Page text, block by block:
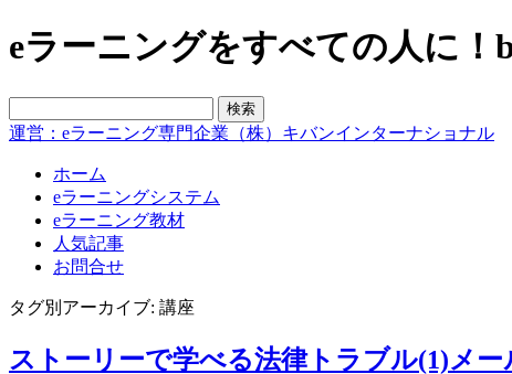
eラーニングをすべての人に！
運営：eラーニング専門企業（株）キバンインターナショナル
ホーム
eラーニングシステム
eラーニング教材
人気記事
お問合せ
タグ別アーカイブ: 講座
ストーリーで学べる法律トラブル(1)メ